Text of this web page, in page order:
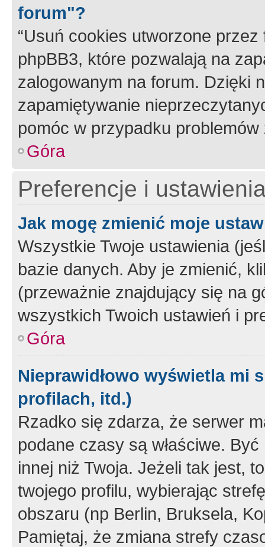
forum"?
“Usuń cookies utworzone
phpBB3, które pozwalają na
zalogowanym na forum. Dzięki
zapamiętywanie
pomóc w przypadku
Góra
Preferencje i
Jak mogę zmienić moje
Wszystkie Twoje ustawienia
bazie danych. Aby je zmienić,
(przeważnie znajdujący się na
wszystkich Twoich ustawień i
Góra
Nieprawidłowo wyświetla mi
profilach, itd.)
Rzadko się zdarza, że serwer
podane czasy są właściwe.
innej niż Twoja. Jeżeli tak jest,
twojego profilu, wybierając
obszaru (np Berlin, Bruksela,
Pamiętaj, że zmiana strefy